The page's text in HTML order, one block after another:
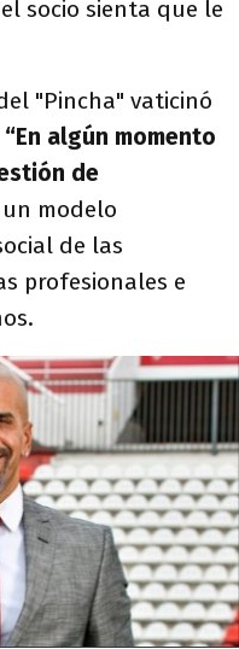
socio sienta que le
"Pincha" vaticinó
“En algún momento
de
modelo
de las
profesionales e